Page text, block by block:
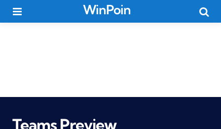
WinPoin
Teams Preview